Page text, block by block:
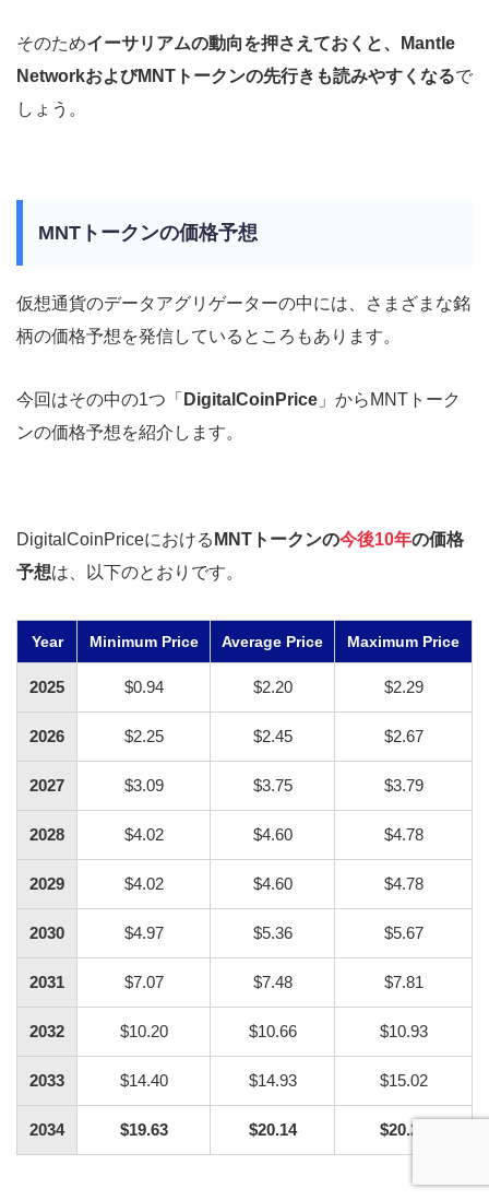
そのためイーサリアムの動向を押さえておくと、Mantle
NetworkおよびMNTトークンの先行きも読みやすくなるで
しょう。
MNTトークンの価格予想
仮想通貨のデータアグリゲーターの中には、さまざまな銘
柄の価格予想を発信しているところもあります。
今回はその中の1つ「 DigitalCoinPrice 」からMNTトーク
ンの価格予想を紹介します。
DigitalCoinPriceにおける MNTトークンの今後10年の価格
予想は、以下のとおりです。
Year Minimum Price Average Price Maximum Price
2025 $0.94 $2.20 $2.29
2026 $2.25 $2.45 $2.67
2027 $3.09 $3.75 $3.79
2028 $4.02 $4.60 $4.78
2029 $4.02 $4.60 $4.78
2030 $4.97 $5.36 $5.67
2031 $7.07 $7.48 $7.81
2032 $10.20 $10.66 $10.93
2033 $14.40 $14.93 $15.02
2034 $19.63 $20.14 $20.25